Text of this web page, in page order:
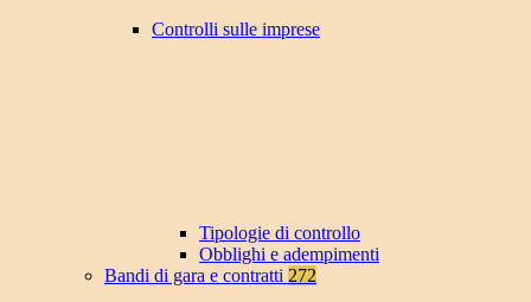
Controlli sulle imprese
Tipologie di controllo
Obblighi e adempimenti
Bandi di gara e contratti 272